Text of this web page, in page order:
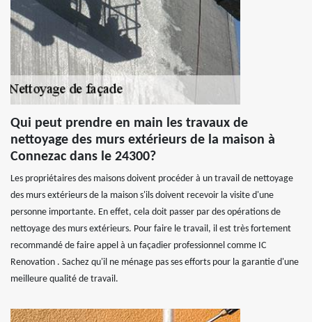
Qui peut prendre en main les travaux de
nettoyage des murs extérieurs de la maison à
Connezac dans le 24300?
Les propriétaires des maisons doivent procéder à un travail de nettoyage
des murs extérieurs de la maison s'ils doivent recevoir la visite d'une
personne importante. En effet, cela doit passer par des opérations de
nettoyage des murs extérieurs. Pour faire le travail, il est très fortement
recommandé de faire appel à un façadier professionnel comme IC
Renovation . Sachez qu'il ne ménage pas ses efforts pour la garantie d'une
meilleure qualité de travail.